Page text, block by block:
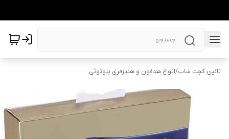
نائین گجت شاپ/انواع هدفون و هندزفری بلوتوثی